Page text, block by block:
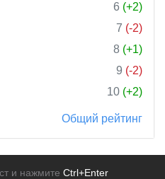
6 (+2)
7 (-2)
8 (+1)
9 (-2)
10 (+2)
Общий рейтинг
и нажмите Ctrl+Enter